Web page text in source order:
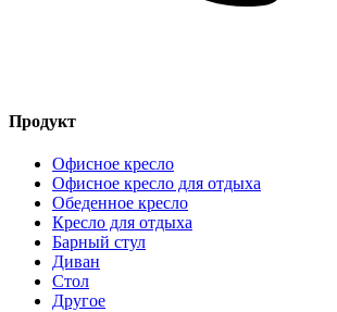
Продукт
Офисное кресло
Офисное кресло для отдыха
Обеденное кресло
Кресло для отдыха
Барный стул
Диван
Стол
Другое